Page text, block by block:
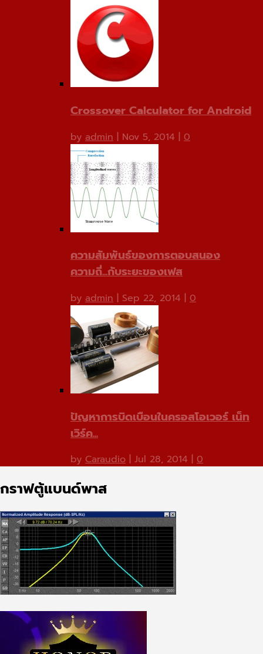
Crossover Calculator for Android
by admin | Nov 5, 2014 | 0
ความสัมพันธ์ของการตอบสนอง
ความถี่...กับระยะของเฟส
by admin | Sep 22, 2014 | 0
ปัญหาการบิดเบือนในครอสโอเวอร์ เน็ท
เวิร์ค...
by Caraudio Jul 28, 2014 0
กราฟตู้แบนด์พาส